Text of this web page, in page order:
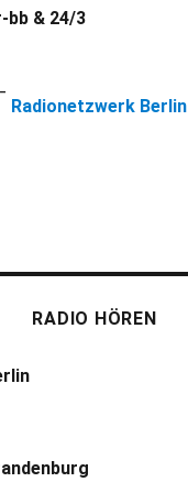
bb & 24/3
Radionetzwerk Berlin
RADIO HÖREN